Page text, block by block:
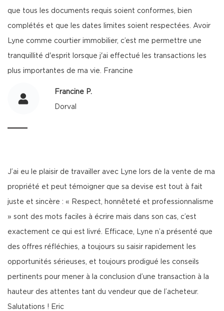
que tous les documents requis soient conformes, bien
complétés et que les dates limites soient respectées. Avoir
Lyne comme courtier immobilier, c’est me permettre une
tranquillité d'esprit lorsque j'ai effectué les transactions les
plus importantes de ma vie. Francine
Francine P.
Dorval
J’ai eu le plaisir de travailler avec Lyne lors de la vente de ma
propriété et peut témoigner que sa devise est tout à fait
juste et sincère : « Respect, honnêteté et professionnalisme
» sont des mots faciles à écrire mais dans son cas, c’est
exactement ce qui est livré. Efficace, Lyne n’a présenté que
des offres réfléchies, a toujours su saisir rapidement les
opportunités sérieuses, et toujours prodigué les conseils
pertinents pour mener à la conclusion d’une transaction à la
hauteur des attentes tant du vendeur que de l’acheteur.
Salutations ! Eric